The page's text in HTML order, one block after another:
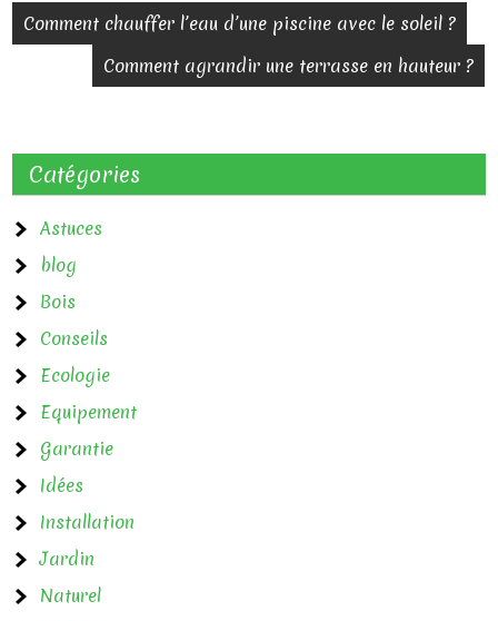
N
i
g
a
t
i
o
n
d
e
l
’
Comment chauffer l’eau d’une piscine avec le soleil ?
Comment agrandir une terrasse en hauteur ?
Catégories
Astuces
blog
Bois
Conseils
Ecologie
Equipement
Garantie
Idées
Installation
Jardin
Naturel